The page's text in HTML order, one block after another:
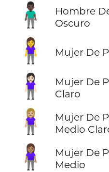
🧍🏿‍♂️
Hombre
Oscuro
🧍‍♀️ Mujer De
🧍🏻‍♀️
Mujer De
Claro
🧍🏼‍♀️
Mujer De
Medio
🧍🏽‍♀️
Mujer De
Medio